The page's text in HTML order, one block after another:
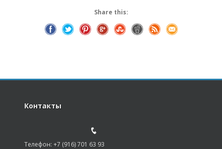
Share this:
Контакты
Телефон: +7 (916) 701 63 93